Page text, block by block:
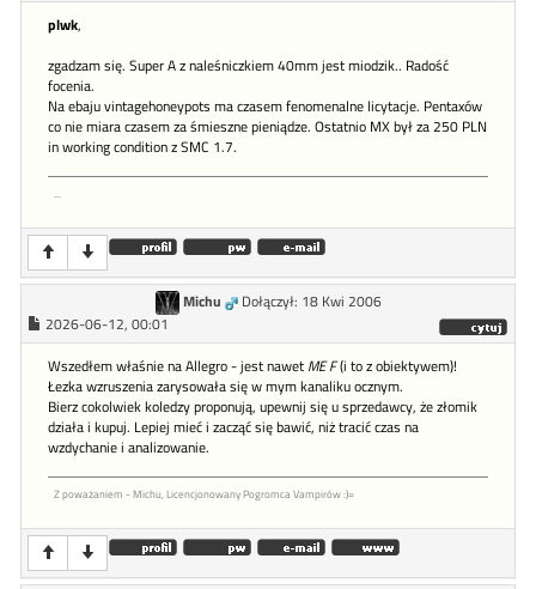
plwk,
zgadzam się. Super A z naleśniczkiem 40mm jest miodzik.. Radość
focenia.
Na ebaju vintagehoneypots ma czasem fenomenalne licytacje. Pentaxów
co nie miara czasem za śmieszne pieniądze. Ostatnio MX był za 250 PLN
in working condition z SMC 1.7.
...
Michu
Dołączył: 18 Kwi 2006
2026-06-12, 00:01
Wszedłem właśnie na Allegro - jest nawet ME F(i to z obiektywem)!
Łezka wzruszenia zarysowała się w mym kanaliku ocznym.
Bierz cokolwiek koledzy proponują, upewnij się u sprzedawcy, że złomik
działa i kupuj. Lepiej mieć i zacząć się bawić, niż tracić czas na
wzdychanie i analizowanie.
Z poważaniem - Michu, Licencjonowany Pogromca Vampirów :)=